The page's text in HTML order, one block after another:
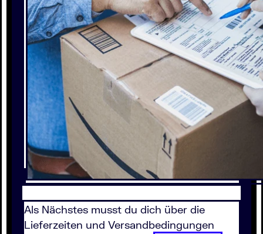
Als Nächstes musst du dich über die
Lieferzeiten und Versandbedingungen